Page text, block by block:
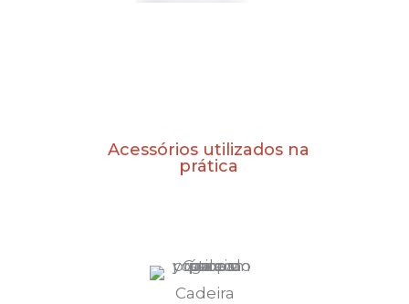
Acessórios utilizados na
prática
Cadeira